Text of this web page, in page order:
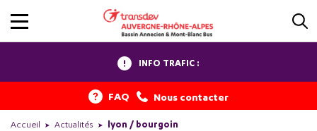
INFO TRAFIC :
FAQ Nous contacter
Accueil Actualités lyon / bourgoin